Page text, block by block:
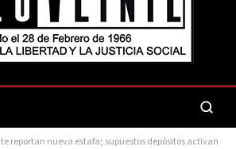
reportan nueva estafa; supuestos depósitos activan